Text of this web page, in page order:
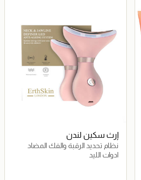
إرث سكين لندن
نظام تحديد الرقبة والفك المضاد
للشيخوخة بتقنية LED
ادوات الليد